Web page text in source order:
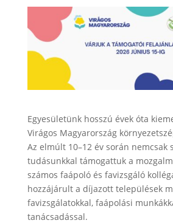
Egyesületünk hosszú évek óta
Virágos Magyarország
Az elmúlt 10–12 év során nemcsak
tudásunkkal támogattuk a
számos faápoló és favizsgáló
hozzájárult a díjazott települések
favizsgálatokkal, faápolási
tanácsadással.